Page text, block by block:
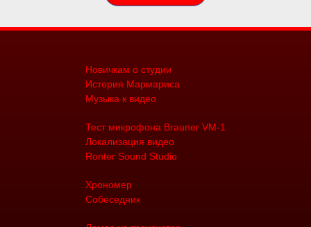
Новичкам о студии
История Мармариса
Музыка к видео
Тест микрофона Brauner VM-1
Локализация видео
Ronter Sound Studio
Хрономер
Собеседник